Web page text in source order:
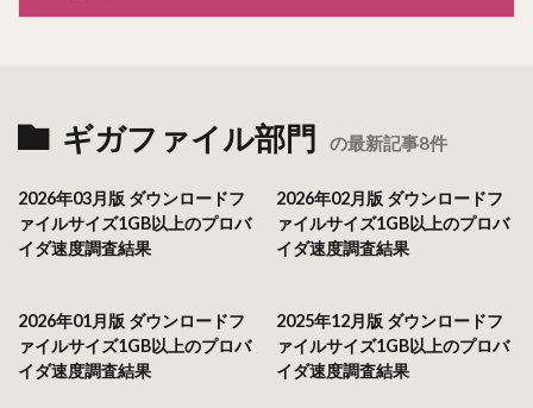
ギガファイル部門 の最新記事8件
2026年03月版 ダウンロードフ
ァイルサイズ1GB以上のプロバ
イダ速度調査結果
2026年02月版 ダウンロードフ
ァイルサイズ1GB以上のプロバ
イダ速度調査結果
2026年01月版 ダウンロードフ
ァイルサイズ1GB以上のプロバ
イダ速度調査結果
2025年12月版 ダウンロードフ
ァイルサイズ1GB以上のプロバ
イダ速度調査結果